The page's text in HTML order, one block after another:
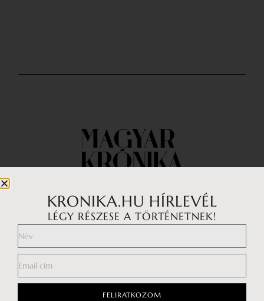
Impresszum
Általános Szerződési Feltételek
Adatkezelési tájékoztató
KRONIKA.HU HÍRLEVÉL
LÉGY RÉSZESE A TÖRTÉNETNEK!
FELIRATKOZOM